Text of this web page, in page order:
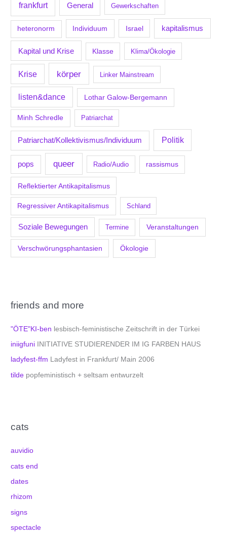
frankfurt General Gewerkschaften
heteronorm Individuum Israel kapitalismus
Kapital und Krise Klasse Klima/Ökologie
Krise körper Linker Mainstream
listen&dance Lothar Galow-Bergemann
Minh Schredle Patriarchat
Patriarchat/Kollektivismus/Individuum Politik
pops queer Radio/Audio rassismus
Reflektierter Antikapitalismus
Regressiver Antikapitalismus Schland
Soziale Bewegungen Termine Veranstaltungen
Verschwörungsphantasien Ökologie
friends and more
"ÖTE"KI-ben lesbisch-feministische Zeitschrift in der Türkei
iniigfuni INITIATIVE STUDIERENDER IM IG FARBEN HAUS
ladyfest-ffm Ladyfest in Frankfurt/ Main 2006
tilde popfeministisch + seltsam entwurzelt
cats
auvidio
cats end
dates
rhizom
signs
spectacle